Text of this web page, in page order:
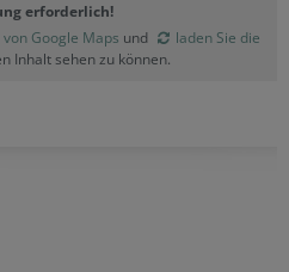
erforderlich!
von Google Maps und
laden Sie die
Inhalt sehen zu können.